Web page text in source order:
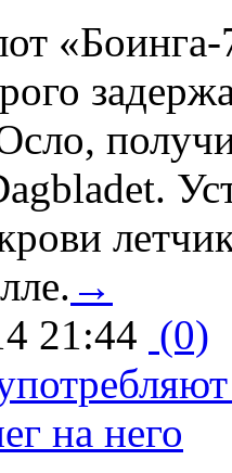
→
21:44 (0)
на него